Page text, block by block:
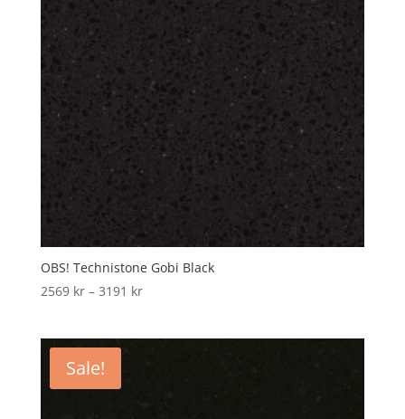
OBS! Technistone Gobi Black
2569 kr – 3191 krPrice
Sale!